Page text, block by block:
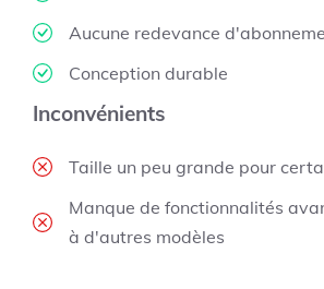
Aucune redevance
Conception durable
Inconvénients
Taille un peu grande pour
Manque de fonctionnalités
à d'autres modèles